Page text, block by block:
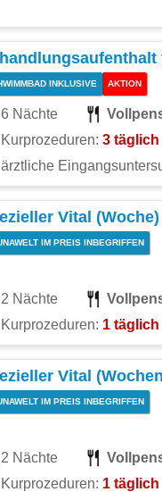
INKLUSIVE AKTION
6 Nächte
Kurprozeduren: 3 täglich
ärztliche
Vital (Woche)
IM PREIS INBEGRIFFEN
2 Nächte
Kurprozeduren: 1 täglich
Vital
IM PREIS INBEGRIFFEN
2 Nächte
Kurprozeduren: 1 täglich